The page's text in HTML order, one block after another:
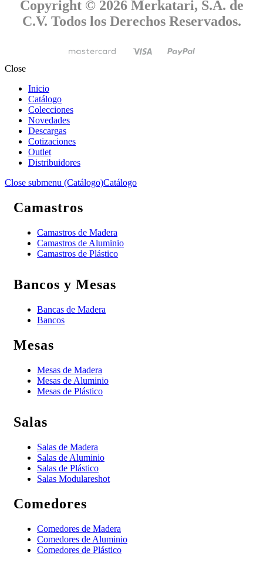
Copyright © 2026 Merkatari, S.A. de
C.V. Todos los Derechos Reservados.
Close
Inicio
Catálogo
Colecciones
Novedades
Descargas
Cotizaciones
Outlet
Distribuidores
Close submenu (Catálogo)Catálogo
Camastros
Camastros de Madera
Camastros de Aluminio
Camastros de Plástico
Bancos y Mesas
Bancas de Madera
Bancos
Mesas
Mesas de Madera
Mesas de Aluminio
Mesas de Plástico
Salas
Salas de Madera
Salas de Aluminio
Salas de Plástico
Salas Modulareshot
Comedores
Comedores de Madera
Comedores de Aluminio
Comedores de Plástico